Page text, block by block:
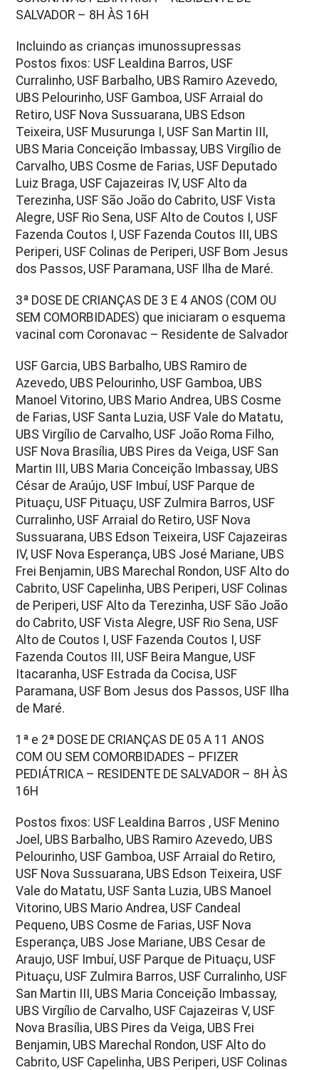
SALVADOR – 8H ÀS 16H
Incluindo as crianças imunossupressas
Postos fixos: USF Lealdina Barros, USF
Curralinho, USF Barbalho, UBS Ramiro Azevedo,
UBS Pelourinho, USF Gamboa, USF Arraial do
Retiro, USF Nova Sussuarana, UBS Edson
Teixeira, USF Musurunga I, USF San Martin III,
UBS Maria Conceição Imbassay, UBS Virgílio de
Carvalho, UBS Cosme de Farias, USF Deputado
Luiz Braga, USF Cajazeiras IV, USF Alto da
Terezinha, USF São João do Cabrito, USF Vista
Alegre, USF Rio Sena, USF Alto de Coutos I, USF
Fazenda Coutos I, USF Fazenda Coutos III, UBS
Periperi, USF Colinas de Periperi, USF Bom Jesus
dos Passos, USF Paramana, USF Ilha de Maré.
3ª DOSE DE CRIANÇAS DE 3 E 4 ANOS (COM OU
SEM COMORBIDADES) que iniciaram o esquema
vacinal com Coronavac – Residente de Salvador
USF Garcia, UBS Barbalho, UBS Ramiro de
Azevedo, UBS Pelourinho, USF Gamboa, UBS
Manoel Vitorino, UBS Mario Andrea, UBS Cosme
de Farias, USF Santa Luzia, USF Vale do Matatu,
UBS Virgílio de Carvalho, USF João Roma Filho,
USF Nova Brasília, UBS Pires da Veiga, USF San
Martin III, UBS Maria Conceição Imbassay, UBS
César de Araújo, USF Imbuí, USF Parque de
Pituaçu, USF Pituaçu, USF Zulmira Barros, USF
Curralinho, USF Arraial do Retiro, USF Nova
Sussuarana, UBS Edson Teixeira, USF Cajazeiras
IV, USF Nova Esperança, UBS José Mariane, UBS
Frei Benjamin, UBS Marechal Rondon, USF Alto do
Cabrito, USF Capelinha, UBS Periperi, USF Colinas
de Periperi, USF Alto da Terezinha, USF São João
do Cabrito, USF Vista Alegre, USF Rio Sena, USF
Alto de Coutos I, USF Fazenda Coutos I, USF
Fazenda Coutos III, USF Beira Mangue, USF
Itacaranha, USF Estrada da Cocisa, USF
Paramana, USF Bom Jesus dos Passos, USF Ilha
de Maré.
1ª e 2ª DOSE DE CRIANÇAS DE 05 A 11 ANOS
COM OU SEM COMORBIDADES – PFIZER
PEDIÁTRICA – RESIDENTE DE SALVADOR – 8H ÀS
16H
Postos fixos: USF Lealdina Barros , USF Menino
Joel, UBS Barbalho, UBS Ramiro Azevedo, UBS
Pelourinho, USF Gamboa, USF Arraial do Retiro,
USF Nova Sussuarana, UBS Edson Teixeira, USF
Vale do Matatu, USF Santa Luzia, UBS Manoel
Vitorino, UBS Mario Andrea, USF Candeal
Pequeno, UBS Cosme de Farias, USF Nova
Esperança, UBS Jose Mariane, UBS Cesar de
Araujo, USF Imbuí, USF Parque de Pituaçu, USF
Pituaçu, USF Zulmira Barros, USF Curralinho, USF
San Martin III, UBS Maria Conceição Imbassay,
UBS Virgílio de Carvalho, USF Cajazeiras V, USF
Nova Brasília, UBS Pires da Veiga, UBS Frei
Benjamin, UBS Marechal Rondon, USF Alto do
Cabrito, USF Capelinha, UBS Periperi, USF Colinas